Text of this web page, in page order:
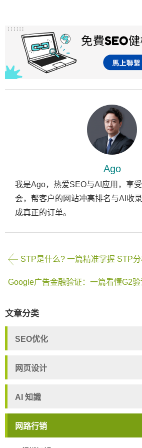
Ago
我是Ago，热爱SEO与AI应用，享
会，帮客户的网站冲高排名与AI收
成真正的订单。
STP是什么? 一篇精准掌握 STP
Google广告金融验证：一篇看懂G2验
文章分类
SEO优化
网页设计
AI 知識
网路行销